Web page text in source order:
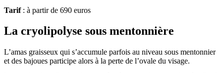
Tarif: à partir de 690 euros
La cryolipolyse sous mentonnière
L’amas graisseux qui s’accumule parfois au niveau sous mentonnier
et des bajoues participe alors à la perte de l’ovale du visage.